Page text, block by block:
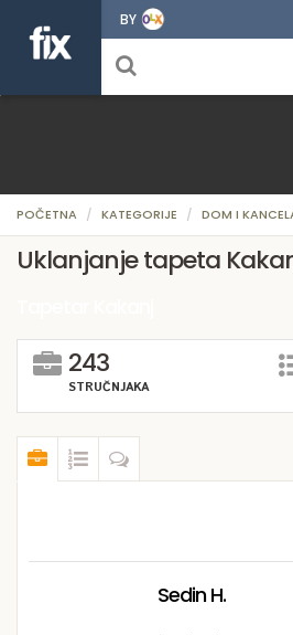
BY
POČETNA KATEGORIJE DOM I
Uklanjanje tapeta
243
STRUČNJAKA
Sedin H.